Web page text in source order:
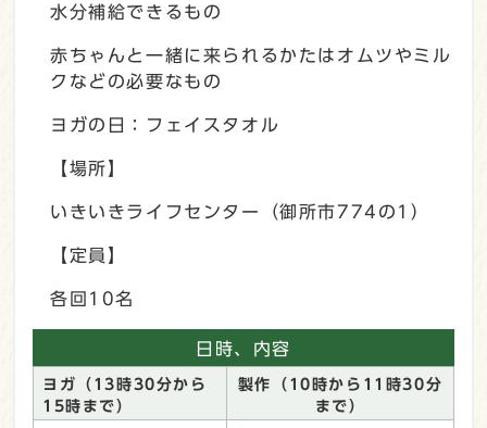
水分補給できるもの
赤ちゃんと一緒に来られるかたはオムツやミル
クなどの必要なもの
ヨガの日：フェイスタオル
【場所】
いきいきライフセンター（御所市774の1）
【定員】
各回10名
日時、内容
ヨガ（13時30分から
15時まで）
製作（10時から11時30分
まで）